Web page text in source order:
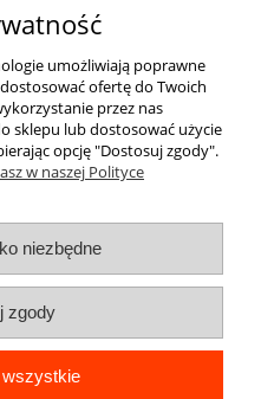
dostawa
umożliwiają poprawne
ofertę do Twoich
przez nas
sklepu lub dostosować użycie
opcję "Dostosuj zgody".
w naszej Polityce
niezbędne
zgody